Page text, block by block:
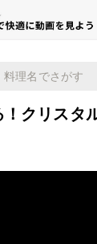
！クリスタ